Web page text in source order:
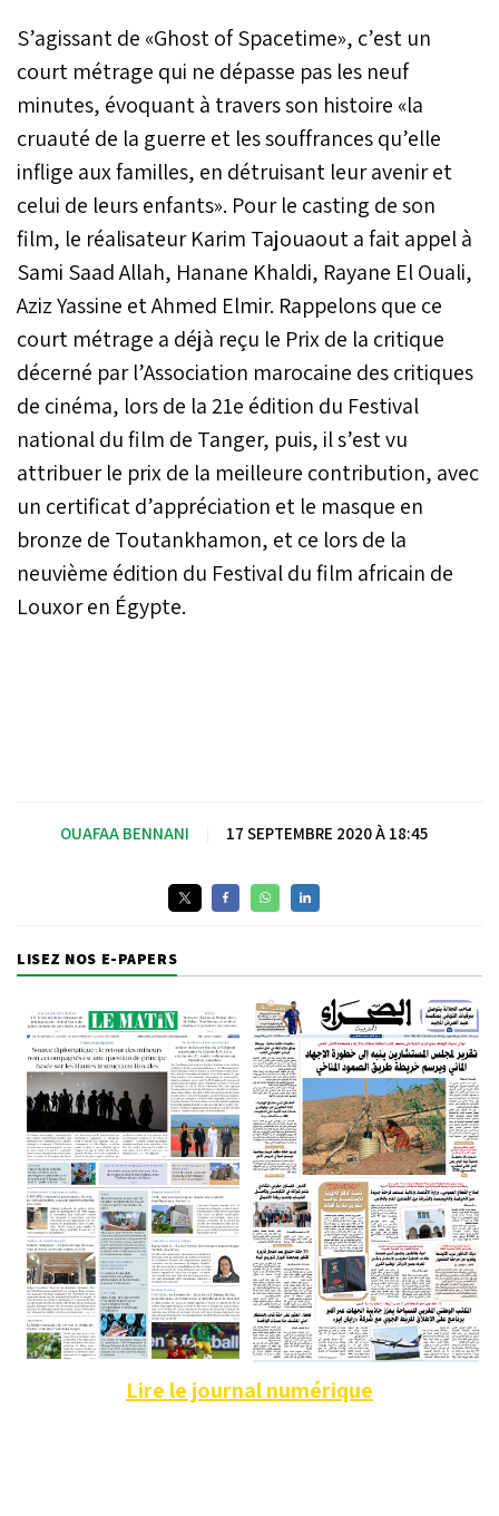
S’agissant de «Ghost of Spacetime», c’est un
court métrage qui ne dépasse pas les neuf
minutes, évoquant à travers son histoire «la
cruauté de la guerre et les souffrances qu’elle
inflige aux familles, en détruisant leur avenir et
celui de leurs enfants». Pour le casting de son
film, le réalisateur Karim Tajouaout a fait appel à
Sami Saad Allah, Hanane Khaldi, Rayane El Ouali,
Aziz Yassine et Ahmed Elmir. Rappelons que ce
court métrage a déjà reçu le Prix de la critique
décerné par l’Association marocaine des critiques
de cinéma, lors de la 21e édition du Festival
national du film de Tanger, puis, il s’est vu
attribuer le prix de la meilleure contribution, avec
un certificat d’appréciation et le masque en
bronze de Toutankhamon, et ce lors de la
neuvième édition du Festival du film africain de
Louxor en Égypte.
OUAFAA BENNANI 17 SEPTEMBRE 2020 À 18:45
LISEZ NOS E-PAPERS
Lire le journal numérique